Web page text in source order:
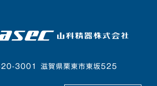
520-3001 滋賀県栗東市東坂525